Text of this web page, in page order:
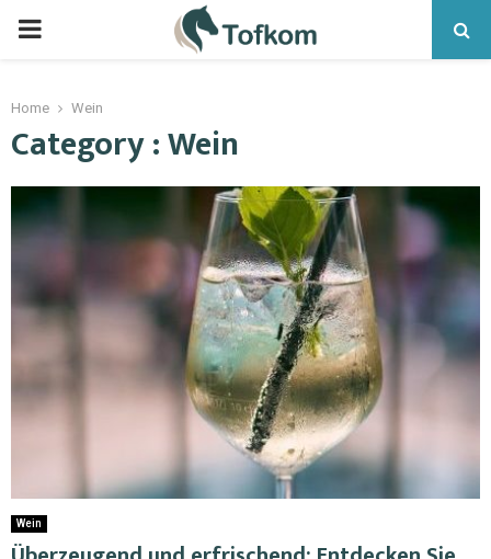
Home Wein
Category : Wein
Wein